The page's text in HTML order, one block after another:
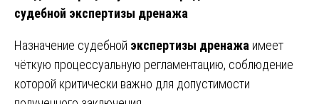
судебной экспертизы дренажа
Назначение судебной экспертизы дренажа имеет
чёткую процессуальную регламентацию, соблюдение
которой критически важно для допустимости